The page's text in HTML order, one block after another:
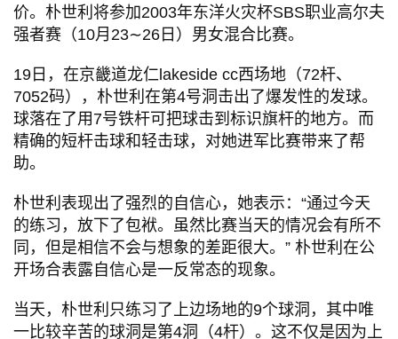
价。朴世利将参加2003年东洋火灾杯SBS职业高尔夫
强者赛（10月23∼26日）男女混合比赛。
19日，在京畿道龙仁lakeside cc西场地（72杆、
7052码），朴世利在第4号洞击出了爆发性的发球。
球落在了用7号铁杆可把球击到标识旗杆的地方。而
精确的短杆击球和轻击球，对她进军比赛带来了帮
助。
朴世利表现出了强烈的自信心，她表示：“通过今天
的练习，放下了包袱。虽然比赛当天的情况会有所不
同，但是相信不会与想象的差距很大。” 朴世利在公
开场合表露自信心是一反常态的现象。
当天，朴世利只练习了上边场地的9个球洞，其中唯
一比较辛苦的球洞是第4洞（4杆）。这不仅是因为上